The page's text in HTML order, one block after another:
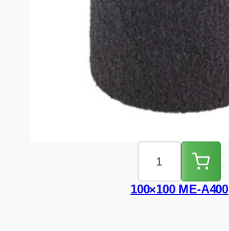
100×100 ME-A400